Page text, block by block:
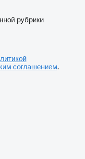
рубрики
соглашением.